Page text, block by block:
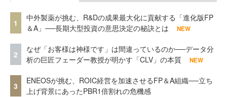
1
中外製薬が挑む、R&Dの成果最大化に貢献する「進化版FP
＆A」──長期大型投資の意思決定の秘訣とは
NEW
2
なぜ「お客様は神様です」は間違っているのか──データ分
析の巨匠フェーダー教授が明かす「CLV」の本質
NEW
3
ENEOSが挑む、ROIC経営を加速させるFP＆A組織──立ち
上げ背景にあったPBR1倍割れの危機感